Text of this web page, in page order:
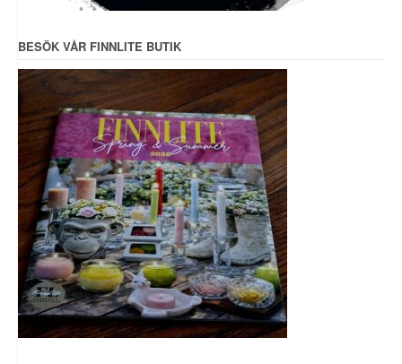
BESÖK VÅR FINNLITE BUTIK